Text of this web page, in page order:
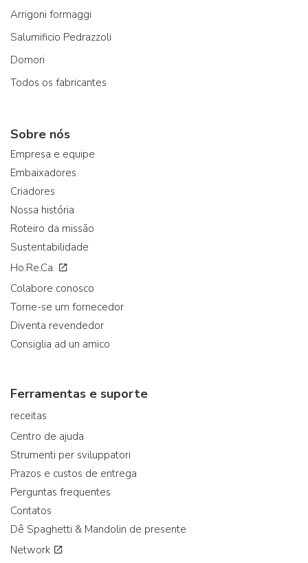
Arrigoni formaggi
Salumificio Pedrazzoli
Domori
Todos os fabricantes
Sobre nós
Empresa e equipe
Embaixadores
Criadores
Nossa história
Roteiro da missão
Sustentabilidade
Ho.Re.Ca.
Colabore conosco
Torne-se um fornecedor
Diventa revendedor
Consiglia ad un amico
Ferramentas e suporte
receitas
Centro de ajuda
Strumenti per sviluppatori
Prazos e custos de entrega
Perguntas frequentes
Contatos
Dê Spaghetti & Mandolin de presente
Network